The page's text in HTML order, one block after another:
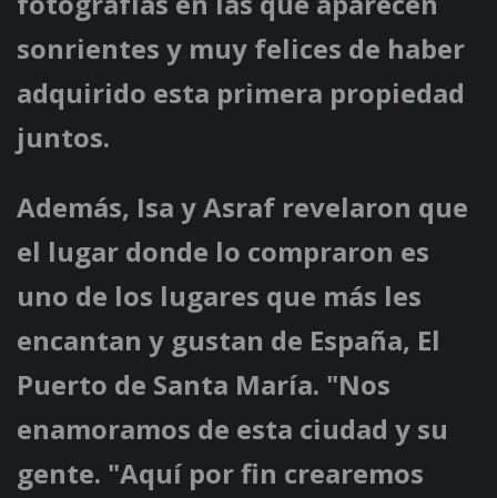
sonrientes y muy felices de haber
adquirido esta primera propiedad
juntos.
Además, Isa y Asraf revelaron que
el lugar donde lo compraron es
uno de los lugares que más les
encantan y gustan de España, El
Puerto de Santa María. "Nos
enamoramos de esta ciudad y su
gente. "Aquí por fin crearemos